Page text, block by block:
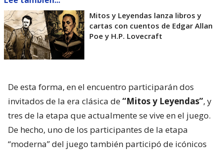
Mitos y Leyendas lanza libros y
cartas con cuentos de Edgar Allan
Poe y H.P. Lovecraft
De esta forma, en el encuentro participarán dos
invitados de la era clásica de“Mitos y Leyendas”, y
tres de la etapa que actualmente se vive en el juego.
De hecho, uno de los participantes de la etapa
“moderna” del juego también participó de icónicos